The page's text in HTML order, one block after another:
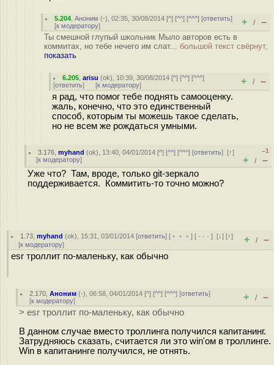
5.204 ,Аноним (-), 02:35, 30/08/2014 [^] [^^] [^^^] [ответить]
[к модератору] + / –
Ты смешной глупый школьник Мыло авторов есть в
коммитах, но тебе нечего им слат... большой текст свёрнут,
показать
6.205 ,arisu (ok), 10:39, 30/08/2014 [^] [^^] [^^^]
[ответить] [к модератору] + / –
я рад, что помог тебе поднять самооценку.
жаль, конечно, что это единственный
способ, которым ты можешь такое сделать,
но не всем же рождаться умными.
3.176 ,myhand (ok), 13:40, 04/01/2014 [^] [^^] [^^^] [ответить][↑]
[к модератору]
–1
+ / –
Уже что? Там, вроде, только git-зеркало
поддерживается. Коммитить-то точно можно?
1.73 ,myhand (ok), 15:31, 03/01/2014 [ответить] [ ﹢﹢﹢] [ · · ·][↓] [↑]
[к модератору] + / –
esr троллит по-маленьку, как обычно
2.170 ,Аноним (-), 06:58, 04/01/2014 [^] [^^] [^^^] [ответить]
[к модератору] + / –
> esr троллит по-маленьку, как обычно
В данном случае вместо троллинга получился капитанинг.
Затрудняюсь сказать, считается ли это win'ом в троллинге.
Win в капитанинге получился, не отнять.